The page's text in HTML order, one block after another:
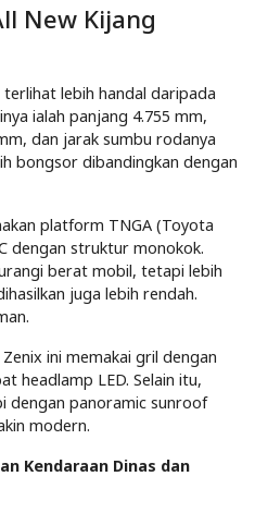
New Kijang
lebih handal daripada
ialah panjang 4.755 mm,
dan jarak sumbu rodanya
bongsor dibandingkan dengan
platform TNGA (Toyota
dengan struktur monokok.
berat mobil, tetapi lebih
juga lebih rendah.
ini memakai gril dengan
headlamp LED. Selain itu,
dengan panoramic sunroof
modern.
Kendaraan Dinas dan